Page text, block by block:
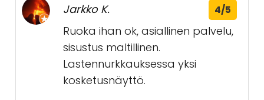
Jarkko K. 4/5
Ruoka ihan ok, asiallinen palvelu,
sisustus maltillinen.
Lastennurkkauksessa yksi
kosketusnäyttö.